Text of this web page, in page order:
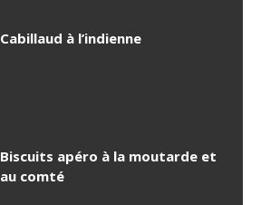
Cabillaud à l’indienne
Biscuits apéro à la moutarde et
au comté